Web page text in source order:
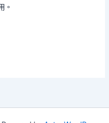
。